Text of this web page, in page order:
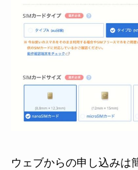
ウェブからの申し込みは